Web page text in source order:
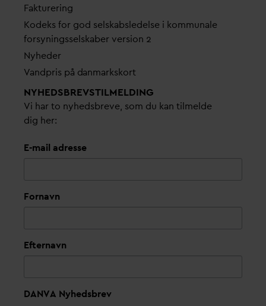
Fakturering
Kodeks for god selskabsledelse i kommunale
forsyningsselskaber version 2
Nyheder
Vandpris på danmarkskort
NYHEDSBREVS­TILMELDING
Vi har to nyhedsbreve, som du kan tilmelde
dig her:
E-mail adresse
Fornavn
Efternavn
DANVA Nyhedsbrev